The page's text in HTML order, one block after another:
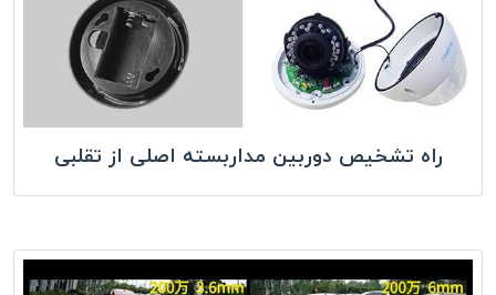
راه تشخیص دوربین مداربسته اصلی از تقلبی